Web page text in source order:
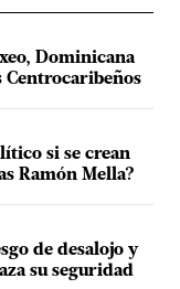
Dominicana
Centrocaribeños
si se crean
Ramón Mella?
de desalojo y
su seguridad